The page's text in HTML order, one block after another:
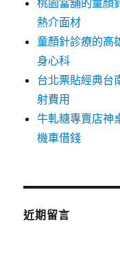
桃園當舖的童顏
熱介面材
童顏針診療的高
身心科
台北票貼經典台
射費用
牛軋糖專賣店神
機車借錢
近期留言